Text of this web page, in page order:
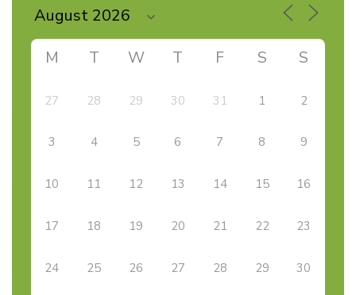
M T W T F S S
27 28 29 30 31 1 2
3 4 5 6 7 8 9
10 11 12 13 14 15 16
17 18 19 20 21 22 23
24 25 26 27 28 29 30